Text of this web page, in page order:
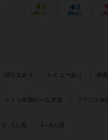
0
興味あり
2
経験あり お
紹介文あり レビューあり 画
ドイツ年間ゲーム大賞 フランス年
3～4人用 4～8人用